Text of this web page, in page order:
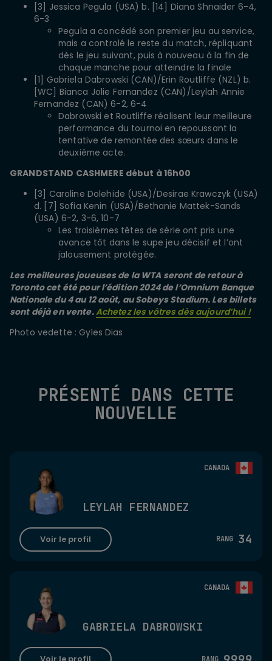
[3] Jessica Pegula (USA) b. [14] Diana Shnaider 6-4,
6-3
Pegula a concédé son premier jeu au service,
mais a controlé le reste du match, répliquant
dès le jeu suivant, puis à nouveau à la fin de
chaque manche pour atteindre la finale
[1] Gabriela Dabrowski (CAN)/Erin Routliffe (NZL) b.
[WC] Bianca Jolie Fernandez (CAN)/Leylah Annie
Fernandez (CAN) 6-2, 6-4
Dabrowski et Routliffe réalisent leur meilleure
performance du tournoi en repoussant la
tentative de remontée des sœurs dans le
deuxième acte.
GRANDSTAND CASHMERE début à16h00
[3] Caroline Dolehide (USA)/Desirae Krawczyk (USA)
d. [7] Sofia Kenin (USA)/Bethanie Mattek-Sands
(USA) 6-2, 3-6, 10-7
Les troisièmes têtes de série ont pris une
avance tôt dans le supe jeu décisif et l’ont
jalousement protégée.
Les meilleures joueuses de la WTA seront de retour à
Toronto cet été pour l’édition 2024 de l’Omnium Banque
Nationale du 4 au 12 août, au Sobeys Stadium. Les billets
sont déjà en vente.Achetez les vôtres dès aujourd’hui !
Photo vedette : Gyles Dias
PRÉSENTÉ DANS CETTE
NOUVELLE
CANADA
LEYLAH FERNANDEZ
Voir le profil RANG 34
CANADA
GABRIELA DABROWSKI
RANG